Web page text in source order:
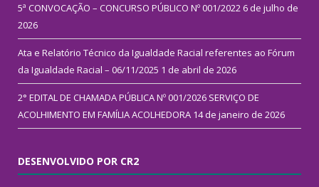
5ª CONVOCAÇÃO – CONCURSO PÚBLICO Nº 001/2022 6 de julho de
2026
Ata e Relatório Técnico da Igualdade Racial referentes ao Fórum
da Igualdade Racial – 06/11/2025 1 de abril de 2026
2° EDITAL DE CHAMADA PÚBLICA Nº 001/2026 SERVIÇO DE
ACOLHIMENTO EM FAMÍLIA ACOLHEDORA 14 de janeiro de 2026
DESENVOLVIDO POR CR2